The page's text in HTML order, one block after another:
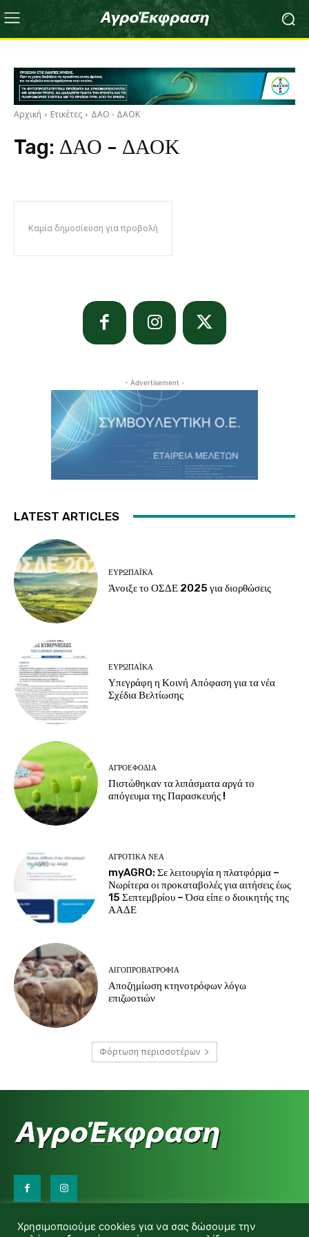
Αρχική Ετικέτες ΔΑΟ - ΔΑΟΚ
Tag: ΔΑΟ - ΔΑΟΚ
Καμία δημοσίευση για προβολή
- Advertisement -
LATEST ARTICLES
ΕΥΡΩΠΑΪΚΆ
Άνοιξε το ΟΣΔΕ 2025 για διορθώσεις
ΕΥΡΩΠΑΪΚΆ
Υπεγράφη η Κοινή Απόφαση για τα νέα
Σχέδια Βελτίωσης
ΑΓΡΟΕΦΌΔΙΑ
Πιστώθηκαν τα λιπάσματα αργά το
απόγευμα της Παρασκευής !
ΑΓΡΟΤΙΚΆ ΝΈΑ
myAGRO: Σε λειτουργία η πλατφόρμα –
Νωρίτερα οι προκαταβολές για αιτήσεις έως
15 Σεπτεμβρίου – Όσα είπε ο διοικητής της
ΑΑΔΕ
ΑΙΓΟΠΡΟΒΑΤΡΟΦΊΑ
Αποζημίωση κτηνοτρόφων λόγω
επιζωοτιών
Φόρτωση περισσοτέρων
d.makas@yahoo.gr
Χρησιμοποιούμε cookies για να σας δώσουμε την